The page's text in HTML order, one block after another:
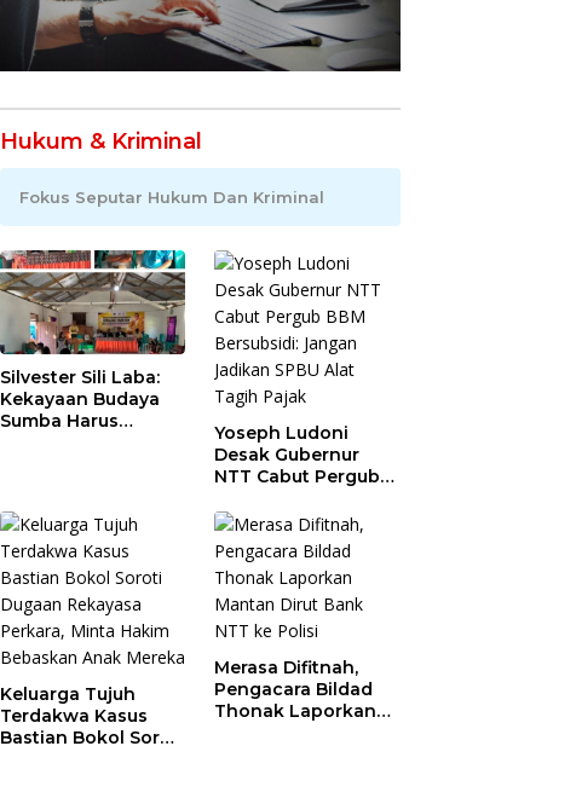
Hukum & Kriminal
Fokus Seputar Hukum Dan Kriminal
Silvester Sili Laba:
Kekayaan Budaya
Sumba Harus
Yoseph Ludoni
Desak Gubernur
NTT Cabut Pergub
Jangan Jadikan
SPBU Alat Tagih
Pajak
Keluarga Tujuh
Terdakwa Kasus
Bastian Bokol Soroti
Merasa Difitnah,
Pengacara Bildad
Thonak Laporkan